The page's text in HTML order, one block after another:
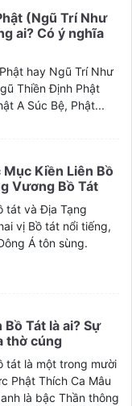
(Ngũ Trí Như
ai? Có ý nghĩa
hay Ngũ Trí Như
Thiền Định Phật
A Súc Bệ, Phật...
Kiền Liên Bồ
Vương Bồ Tát
tát và Địa Tạng
vị Bồ tát nổi tiếng,
Á tôn sùng.
Tát là ai? Sự
thờ cúng
tát là một trong mười
Phật Thích Ca Mâu
là bậc Thần thông